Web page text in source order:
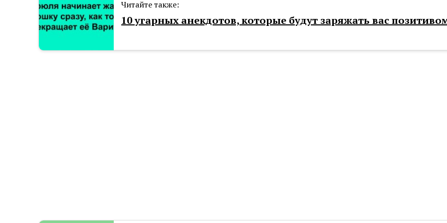
Читайте также:
10 угарных анекдотов, которые будут заряжать вас